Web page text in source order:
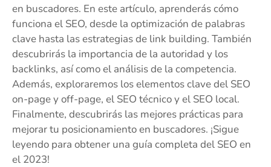
en buscadores. En este artículo, aprenderás cómo
funciona el SEO, desde la optimización de palabras
clave hasta las estrategias de link building. También
descubrirás la importancia de la autoridad y los
backlinks, así como el análisis de la competencia.
Además, exploraremos los elementos clave del SEO
on-page y off-page, el SEO técnico y el SEO local.
Finalmente, descubrirás las mejores prácticas para
mejorar tu posicionamiento en buscadores. ¡Sigue
leyendo para obtener una guía completa del SEO en
el 2023!